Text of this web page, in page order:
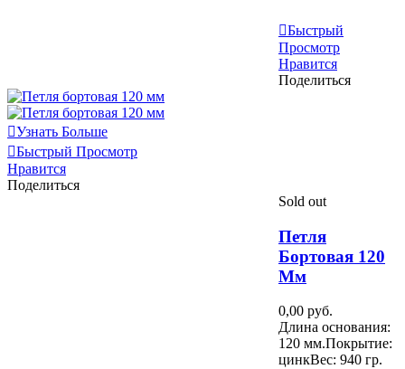
Быстрый
Просмотр
Нравится
Поделиться
Узнать Больше
Быстрый Просмотр
Нравится
Поделиться
Sold out
Петля
Бортовая 120
Мм
0,00 руб.
Длина основания:
120 мм.Покрытие:
цинкВес: 940 гр.